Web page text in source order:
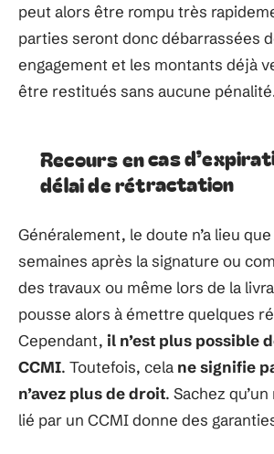
peut alors être rompu très
parties seront donc débarrassées
engagement et les montants déjà
être restitués sans aucune
Recours en cas
délai de rétractation
Généralement, le doute n’a lieu
semaines après la signature ou
des travaux ou même lors de la
pousse alors à émettre quelques
Cependant, il n’est plus possible
CCMI. Toutefois, cela ne signifie
n’avez plus de droit. Sachez
lié par un CCMI donne des